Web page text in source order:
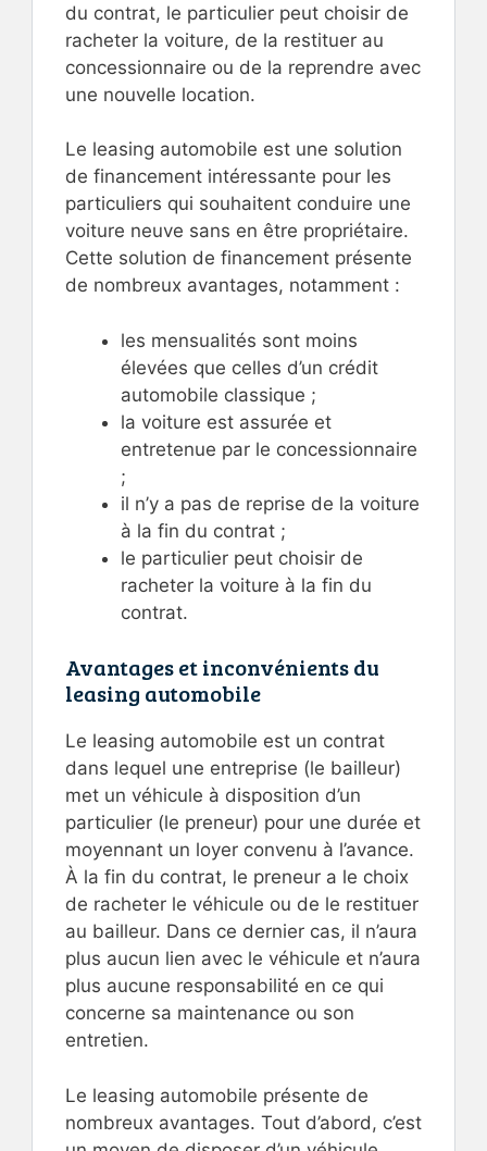
du contrat, le particulier peut choisir de
racheter la voiture, de la restituer au
concessionnaire ou de la reprendre avec
une nouvelle location.
Le leasing automobile est une solution
de financement intéressante pour les
particuliers qui souhaitent conduire une
voiture neuve sans en être propriétaire.
Cette solution de financement présente
de nombreux avantages, notamment :
les mensualités sont moins
élevées que celles d’un crédit
automobile classique ;
la voiture est assurée et
entretenue par le concessionnaire
;
il n’y a pas de reprise de la voiture
à la fin du contrat ;
le particulier peut choisir de
racheter la voiture à la fin du
contrat.
Avantages et inconvénients du
leasing automobile
Le leasing automobile est un contrat
dans lequel une entreprise (le bailleur)
met un véhicule à disposition d’un
particulier (le preneur) pour une durée et
moyennant un loyer convenu à l’avance.
À la fin du contrat, le preneur a le choix
de racheter le véhicule ou de le restituer
au bailleur. Dans ce dernier cas, il n’aura
plus aucun lien avec le véhicule et n’aura
plus aucune responsabilité en ce qui
concerne sa maintenance ou son
entretien.
Le leasing automobile présente de
nombreux avantages. Tout d’abord, c’est